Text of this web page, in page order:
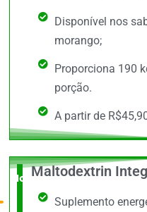
Disponível nos
morango;
Proporciona 190
porção.
A partir de
Novidade
no
Maltodextrin
Suplemento